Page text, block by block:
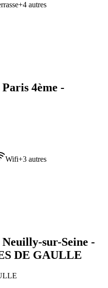
+4 autres
4ème -
Wifi+3 autres
sur-Seine -
DE GAULLE